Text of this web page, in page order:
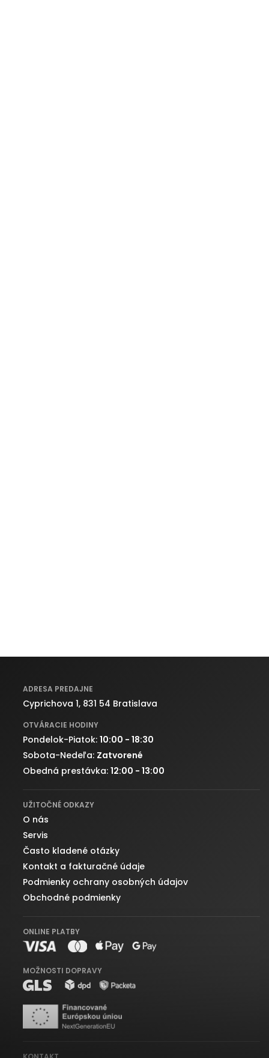
ADRESA PREDAJNE
Cyprichova 1, 831 54 Bratislava
OTVÁRACIE HODINY
Pondelok-Piatok: 10:00 - 18:30
Sobota-Nedeľa: Zatvorené
Obedná prestávka: 12:00 - 13:00
UŽITOČNÉ ODKAZY
O nás
Servis
Často kladené otázky
Kontakt a fakturačné údaje
Podmienky ochrany osobných údajov
Obchodné podmienky
ONLINE PLATBY
MOŽNOSTI DOPRAVY